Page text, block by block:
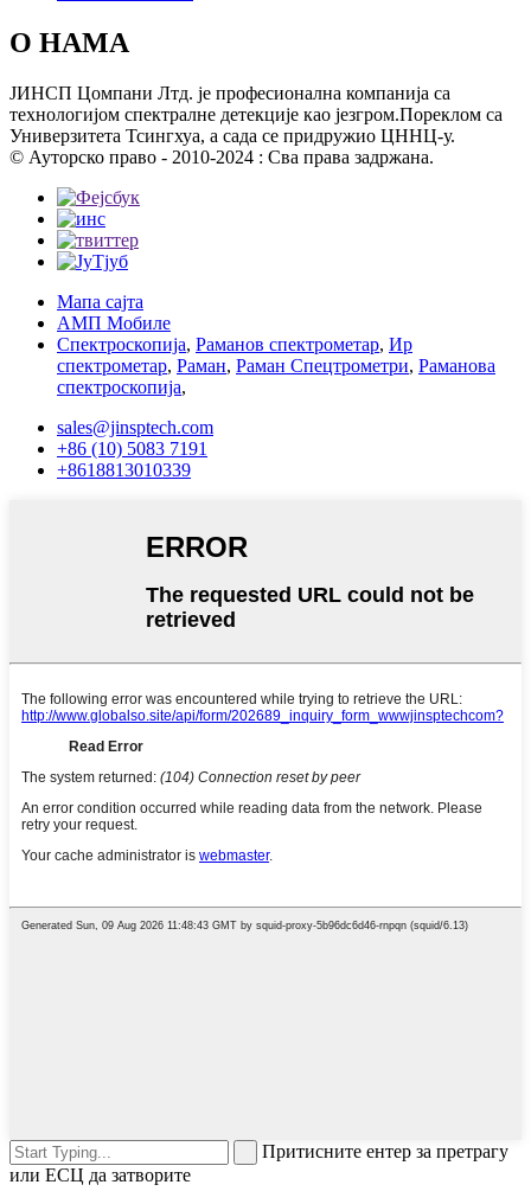
О НАМА
ЈИНСП Цомпани Лтд. је професионална компанија са
технологијом спектралне детекције као језгром.Пореклом са
Универзитета Тсингхуа, а сада се придружио ЦННЦ-у.
© Ауторско право - 2010-2024 : Сва права задржана.
Мапа сајта
АМП Мобиле
Спектроскопија, Раманов спектрометар, Ир
спектрометар, Раман, Раман Спецтрометри, Раманова
спектроскопија,
sales@jinsptech.com
+86 (10) 5083 7191
+8618813010339
Притисните ентер за претрагу
или ЕСЦ да затворите